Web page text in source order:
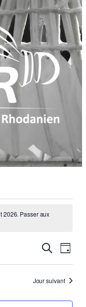
2026. Passer aux
et
de
Recherche
de
vues
Jour
Jour suivant